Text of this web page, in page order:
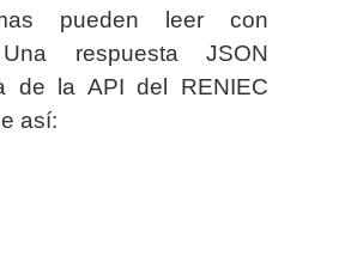
pueden leer con
respuesta JSON
de la API del RENIEC
así: